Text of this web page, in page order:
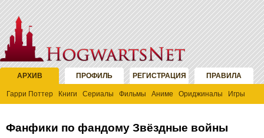
АРХИВ ПРОФИЛЬ РЕГИСТРАЦИЯ ПРАВИЛА
Гарри Поттер Книги Сериалы Фильмы Аниме Ориджиналы Игры
Фанфики по фандому Звёздные войны